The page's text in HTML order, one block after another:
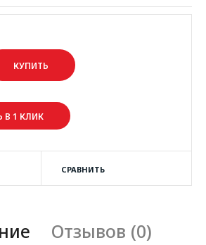
В 1 КЛИК
СРАВНИТЬ
Отзывов (0)